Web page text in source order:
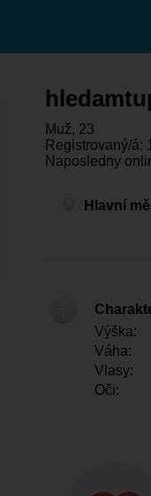
Muž, 23
Registrovaný/á:
Naposledny
Hlavní
Výška:
Váha:
Vlasy:
Oči: